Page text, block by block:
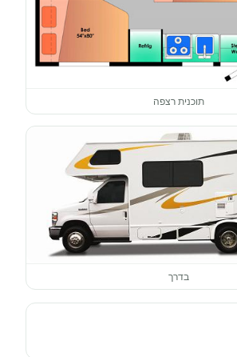
תוכנית רצפה
בדרך